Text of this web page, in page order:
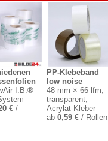
I.B.®
€/
PP-Klebeband
low noise
48 mm × 66 lfm,
transparent,
Acrylat-Kleber
ab0,59 € / Rollen